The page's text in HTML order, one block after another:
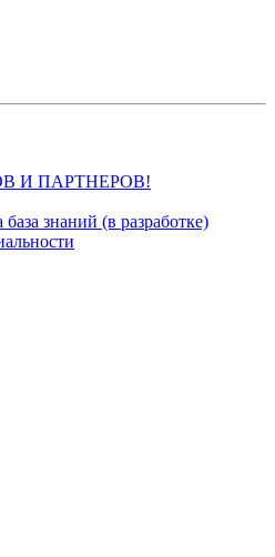
И ПАРТНЕРОВ!
знаний (в разработке)